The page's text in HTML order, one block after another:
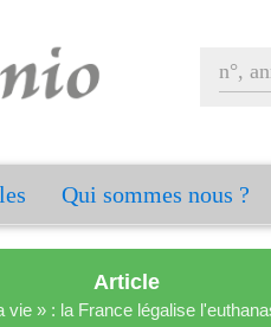
Qui sommes nous ?
Article
» : la France légalise